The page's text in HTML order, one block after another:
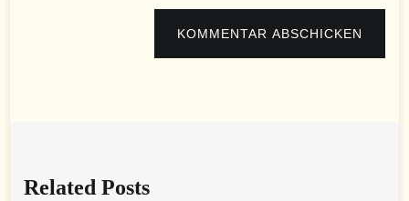
KOMMENTAR ABSCHICKEN
Related Posts